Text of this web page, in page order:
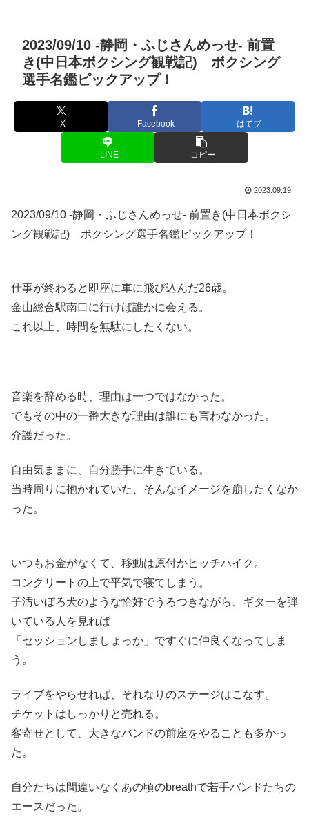
2023/09/10 -静岡・ふじさんめっせ- 前置
き(中日本ボクシング観戦記) ボクシング
選手名鑑ピックアップ！
X Facebook はてブ
LINE コピー
2023.09.19
2023/09/10 -静岡・ふじさんめっせ- 前置き(中日本ボクシ
ング観戦記) ボクシング選手名鑑ピックアップ！
仕事が終わると即座に車に飛び込んだ26歳。
金山総合駅南口に行けば誰かに会える。
これ以上、時間を無駄にしたくない。
音楽を辞める時、理由は一つではなかった。
でもその中の一番大きな理由は誰にも言わなかった。
介護だった。
自由気ままに、自分勝手に生きている。
当時周りに抱かれていた、そんなイメージを崩したくなか
った。
いつもお金がなくて、移動は原付かヒッチハイク。
コンクリートの上で平気で寝てしまう。
子汚いぼろ犬のような恰好でうろつきながら、ギターを弾
いている人を見れば
「セッションしましょっか」ですぐに仲良くなってしま
う。
ライブをやらせれば、それなりのステージはこなす。
チケットはしっかりと売れる。
客寄せとして、大きなバンドの前座をやることも多かっ
た。
自分たちは間違いなくあの頃のbreathで若手バンドたちの
エースだった。